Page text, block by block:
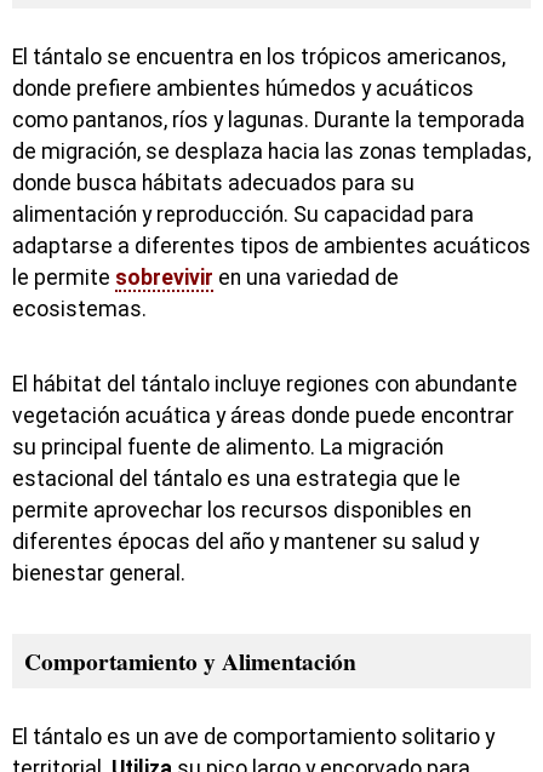
El tántalo se encuentra en los trópicos americanos,
donde prefiere ambientes húmedos y acuáticos
como pantanos, ríos y lagunas. Durante la temporada
de migración, se desplaza hacia las zonas templadas,
donde busca hábitats adecuados para su
alimentación y reproducción. Su capacidad para
adaptarse a diferentes tipos de ambientes acuáticos
le permite sobrevivir en una variedad de
ecosistemas.
El hábitat del tántalo incluye regiones con abundante
vegetación acuática y áreas donde puede encontrar
su principal fuente de alimento. La migración
estacional del tántalo es una estrategia que le
permite aprovechar los recursos disponibles en
diferentes épocas del año y mantener su salud y
bienestar general.
Comportamiento y Alimentación
El tántalo es un ave de comportamiento solitario y